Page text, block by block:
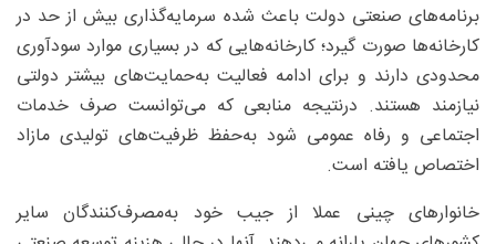
برنامه‌های صنعتی دولت باعث شده سرمایه‌گذاری بیش از حد در
کارخانه‌ها صورت گیرد؛ کارخانه‌هایی که در بسیاری موارد سودآوری
محدودی دارند و برای ادامه فعالیت به‌حمایت‌های بیشتر دولتی
نیازمند هستند. درنتیجه منابعی که می‌توانست صرف خدمات
اجتماعی و رفاه عمومی شود به‌حفظ ظرفیت‌های تولیدی مازاد
اختصاص یافته است.
خانوارهای چینی عملا از جیب خود به‌مصرف‌کنندگان سایر